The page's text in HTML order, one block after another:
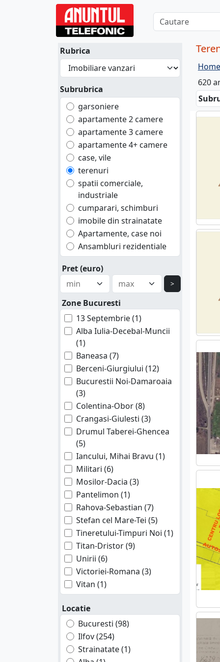
Rubrica
Subrubrica
garsoniere
apartamente 2 camere
apartamente 3 camere
apartamente 4+ camere
case, vile
terenuri
spatii comerciale,
industriale
cumparari, schimburi
imobile din strainatate
Apartamente, case noi
Ansambluri rezidentiale
Pret (euro)
>
Zone Bucuresti
13 Septembrie (1)
Alba Iulia-Decebal-Muncii
(1)
Baneasa (7)
Berceni-Giurgiului (12)
Bucurestii Noi-Damaroaia
(3)
Colentina-Obor (8)
Crangasi-Giulesti (3)
Drumul Taberei-Ghencea
(5)
Iancului, Mihai Bravu (1)
Militari (6)
Mosilor-Dacia (3)
Pantelimon (1)
Rahova-Sebastian (7)
Stefan cel Mare-Tei (5)
Tineretului-Timpuri Noi (1)
Titan-Dristor (9)
Unirii (6)
Victoriei-Romana (3)
Vitan (1)
Locatie
Bucuresti (98)
Ilfov (254)
Strainatate (1)
Home
620